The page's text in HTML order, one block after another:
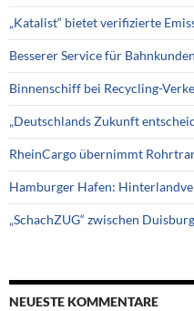
„Katalist“ bietet verifizierte
Besserer Service für
Binnenschiff bei Recycling-
„Deutschlands Zukunft
RheinCargo übernimmt
Hamburger Hafen:
„SchachZUG“ zwischen
NEUESTE KOMMENTARE